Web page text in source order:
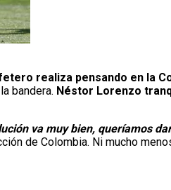
realiza pensando en la
bandera. Néstor Lorenzo
va muy bien, queríamos
de Colombia. Ni mucho